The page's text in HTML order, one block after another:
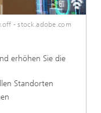
- stock.adobe.com
erhöhen Sie die
Standorten